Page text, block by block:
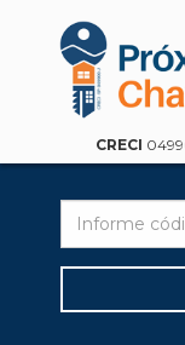
CRECI